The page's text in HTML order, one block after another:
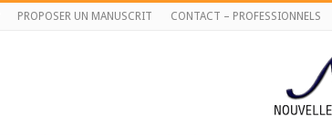
PROPOSER UN MANUSCRIT CONTACT – PROFESSIONNELS